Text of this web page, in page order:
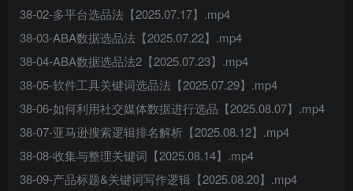
38-02-多平台选品法【2025.07.17】.mp4
38-03-ABA数据选品法【2025.07.22】.mp4
38-04-ABA数据选品法2【2025.07.23】.mp4
38-05-软件工具关键词选品法【2025.07.29】.mp4
38-06-如何利用社交媒体数据进行选品【2025.08.07】.mp4
38-07-亚马逊搜索逻辑排名解析【2025.08.12】.mp4
38-08-收集与整理关键词【2025.08.14】.mp4
38-09-产品标题&关键词写作逻辑【2025.08.20】.mp4